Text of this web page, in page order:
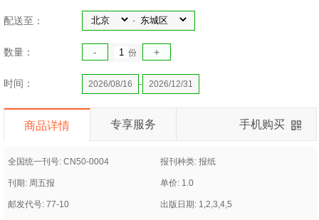
配送至： -
数量： - 份 +
时间： 2026/08/16 - 2026/12/31
商品详情 专享服务 手机购买
全国统一刊号: CN50-0004 报刊种类: 报纸
刊期: 周五报 单价: 1.0
邮发代号: 77-10 出版日期: 1,2,3,4,5